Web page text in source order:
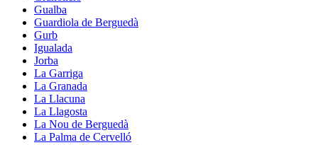
Gualba
Guardiola de Berguedà
Gurb
Igualada
Jorba
La Garriga
La Granada
La Llacuna
La Llagosta
La Nou de Berguedà
La Palma de Cervelló